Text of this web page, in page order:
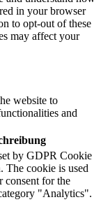
in your browser
to opt-out of these
may affect your
website to
and
by GDPR Cookie
The cookie is used
consent for the
"Analytics".